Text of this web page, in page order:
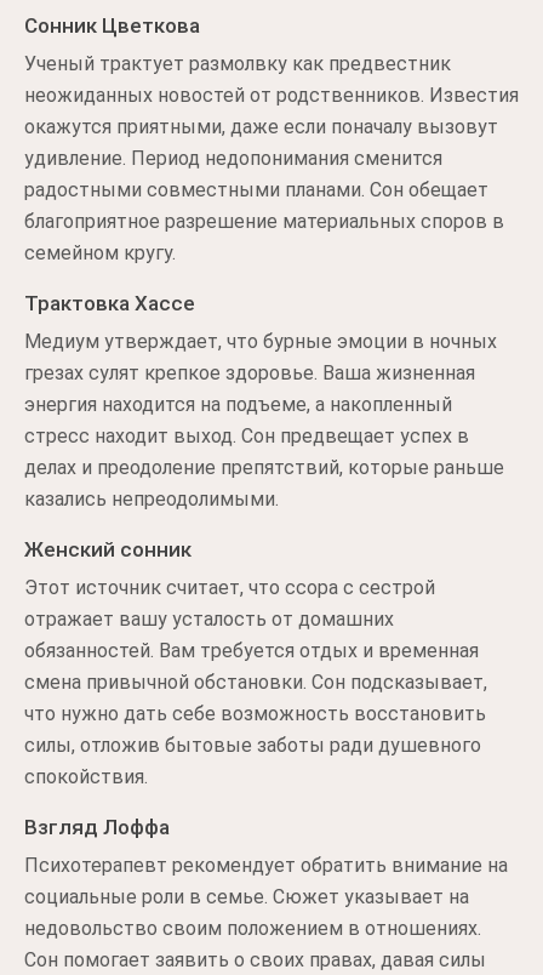
Сонник Цветкова
Ученый трактует размолвку как предвестник
неожиданных новостей от родственников. Известия
окажутся приятными, даже если поначалу вызовут
удивление. Период недопонимания сменится
радостными совместными планами. Сон обещает
благоприятное разрешение материальных споров в
семейном кругу.
Трактовка Хассе
Медиум утверждает, что бурные эмоции в ночных
грезах сулят крепкое здоровье. Ваша жизненная
энергия находится на подъеме, а накопленный
стресс находит выход. Сон предвещает успех в
делах и преодоление препятствий, которые раньше
казались непреодолимыми.
Женский сонник
Этот источник считает, что ссора с сестрой
отражает вашу усталость от домашних
обязанностей. Вам требуется отдых и временная
смена привычной обстановки. Сон подсказывает,
что нужно дать себе возможность восстановить
силы, отложив бытовые заботы ради душевного
спокойствия.
Взгляд Лоффа
Психотерапевт рекомендует обратить внимание на
социальные роли в семье. Сюжет указывает на
недовольство своим положением в отношениях.
Сон помогает заявить о своих правах, давая силы